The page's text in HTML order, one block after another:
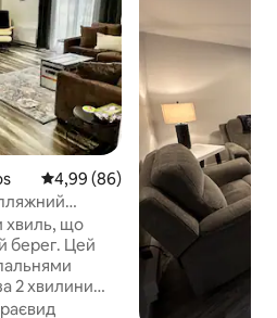
Середня оцінка: 4,99 з 5,
4,99 (86)
хвиль, що
Цей
2 хвилини
широке